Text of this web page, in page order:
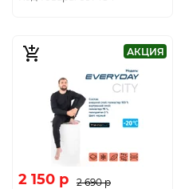
АКЦИЯ
2 150 p 2 690 p